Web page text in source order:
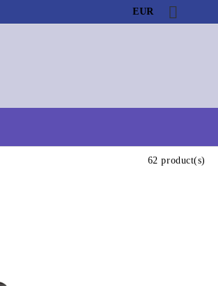
EUR
62 product(s)